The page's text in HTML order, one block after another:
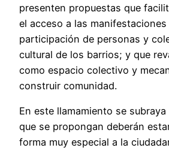
presenten propuestas que
el acceso a las
participación de personas y
cultural de los barrios; y que
como espacio colectivo y
construir comunidad.
En este llamamiento se
que se propongan deberán
forma muy especial a la